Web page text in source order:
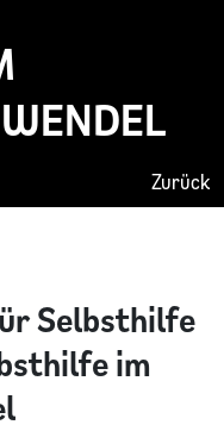
Zurück
Selbsthilfe
im